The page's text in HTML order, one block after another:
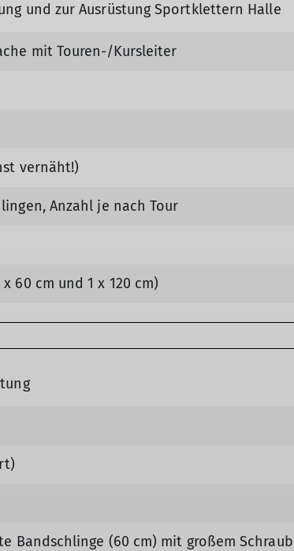
und zur Ausrüstung Sportklettern Halle
mit Touren-/Kursleiter
vernäht!)
Anzahl je nach Tour
60 cm und 1 x 120 cm)
Bandschlinge (60 cm) mit großem